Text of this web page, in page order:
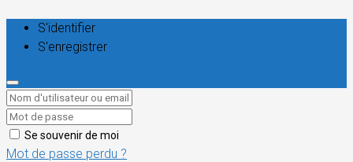
S'identifier
S'enregistrer
Se souvenir de moi
Mot de passe perdu ?